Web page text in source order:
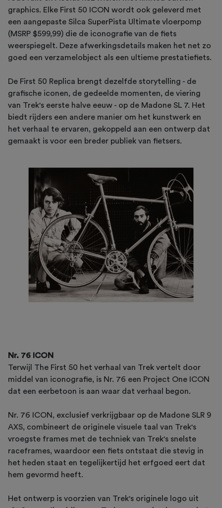
graphics. Elke First 50 ICON wordt ook geleverd met
een aangepaste Silca SuperPista Ultimate vloerpomp
(MSRP $599,99) die de iconografie van de fiets
weerspiegelt. Deze afwerkingsdetails maken het net zo
goed een verzamelobject als een ultieme prestatiefiets.
De First 50 Replica brengt dezelfde storytelling - de
grafische iconen, de gedeelde momenten, de viering
van Trek's eerste halve eeuw - op de Madone SL 7. Het
biedt rijders een andere manier om het kunstwerk en
het verhaal te ervaren, gekoppeld aan een ontwerp dat
gemaakt is voor een breder publiek van fietsers.
Nr. 76 ICON
Terwijl The First 50 het verhaal van Trek vertelt door
middel van iconografie, is Nr. 76 een Project One ICON
dat een eerbetoon is aan waar dat verhaal begon.
Nr. 76 ICON, exclusief verkrijgbaar op de Madone SLR 9
AXS, combineert de originele visuele taal van Trek's
vroegste frames met de techniek van Trek's snelste
raceframes, waardoor een fiets ontstaat die stevig in
het heden staat en tegelijkertijd het erfgoed eert dat
hem gevormd heeft.
Het ontwerp is voorzien van Trek's originele logo uit